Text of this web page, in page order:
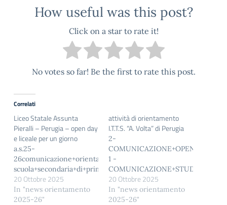
How useful was this post?
Click on a star to rate it!
No votes so far! Be the first to rate this post.
Correlati
Liceo Statale Assunta
Pieralli – Perugia – open day
e liceale per un giorno
a.s.25-
26comunicazione+orientamento-
scuola+secondaria+di+primo+grado
20 Ottobre 2025
In "news orientamento
2025-26"
attività di orientamento
I.T.T.S. “A. Volta” di Perugia
2-
COMUNICAZIONE+OPEN+DAY
1 -
20 Ottobre 2025
In "news orientamento
2025-26"